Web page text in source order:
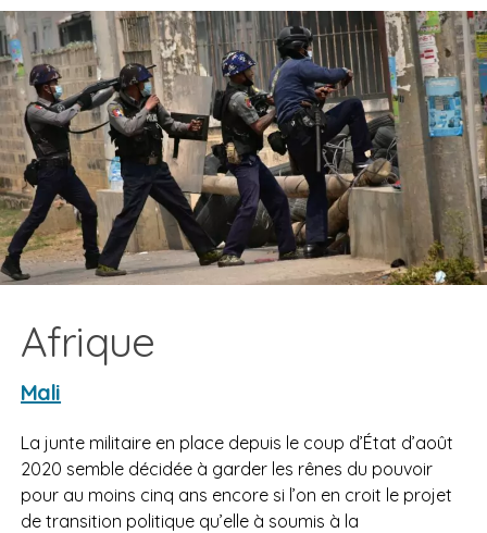
Afrique
Mali
La junte militaire en place depuis le coup d’État d’août
2020 semble décidée à garder les rênes du pouvoir
pour au moins cinq ans encore si l’on en croit le projet
de transition politique qu’elle à soumis à la